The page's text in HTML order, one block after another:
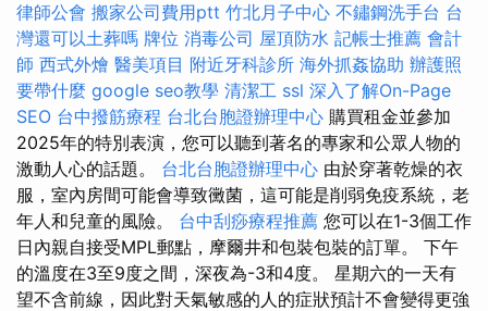
律師公會 搬家公司費用ptt 竹北月子中心 不鏽鋼洗手台 台
灣還可以土葬嗎 牌位 消毒公司 屋頂防水 記帳士推薦 會計
師 西式外燴 醫美項目 附近牙科診所 海外抓姦協助 辦護照
要帶什麼 google seo教學 清潔工 ssl 深入了解On-Page
SEO 台中撥筋療程 台北台胞證辦理中心 購買租金並參加
2025年的特別表演，您可以聽到著名的專家和公眾人物的
激動人心的話題。 台北台胞證辦理中心 由於穿著乾燥的衣
服，室內房間可能會導致黴菌，這可能是削弱免疫系統，老
年人和兒童的風險。 台中刮痧療程推薦 您可以在1-3個工作
日內親自接受MPL郵點，摩爾井和包裝包裝的訂單。 下午
的溫度在3至9度之間，深夜為-3和4度。 星期六的一天有
望不含前線，因此對天氣敏感的人的症狀預計不會變得更強